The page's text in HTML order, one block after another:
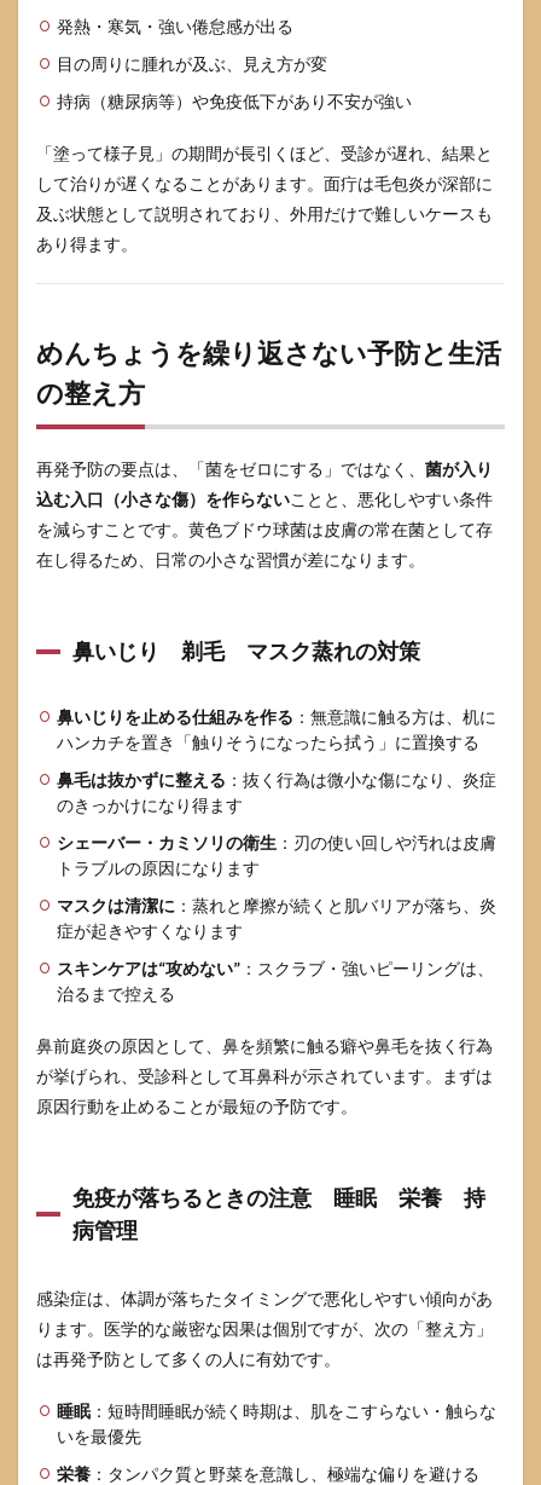
発熱・寒気・強い倦怠感が出る
目の周りに腫れが及ぶ、見え方が変
持病（糖尿病等）や免疫低下があり不安が強い
「塗って様子見」の期間が長引くほど、受診が遅れ、結果と
して治りが遅くなることがあります。面疔は毛包炎が深部に
及ぶ状態として説明されており、外用だけで難しいケースも
あり得ます。
めんちょうを繰り返さない予防と生活
の整え方
再発予防の要点は、「菌をゼロにする」ではなく、 菌が入り
込む入口（小さな傷）を作らないことと、悪化しやすい条件
を減らすことです。黄色ブドウ球菌は皮膚の常在菌として存
在し得るため、日常の小さな習慣が差になります。
鼻いじり 剃毛 マスク蒸れの対策
鼻いじりを止める仕組みを作る ：無意識に触る方は、机に
ハンカチを置き「触りそうになったら拭う」に置換する
鼻毛は抜かずに整える ：抜く行為は微小な傷になり、炎症
のきっかけになり得ます
シェーバー・カミソリの衛生 ：刃の使い回しや汚れは皮膚
トラブルの原因になります
マスクは清潔に ：蒸れと摩擦が続くと肌バリアが落ち、炎
症が起きやすくなります
スキンケアは“攻めない” ：スクラブ・強いピーリングは、
治るまで控える
鼻前庭炎の原因として、鼻を頻繁に触る癖や鼻毛を抜く行為
が挙げられ、受診科として耳鼻科が示されています。まずは
原因行動を止めることが最短の予防です。
免疫が落ちるときの注意 睡眠 栄養 持
病管理
感染症は、体調が落ちたタイミングで悪化しやすい傾向があ
ります。医学的な厳密な因果は個別ですが、次の「整え方」
は再発予防として多くの人に有効です。
睡眠 ：短時間睡眠が続く時期は、肌をこすらない・触らな
いを最優先
栄養 ：タンパク質と野菜を意識し、極端な偏りを避ける